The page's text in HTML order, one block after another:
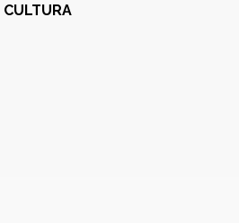
CULTURA